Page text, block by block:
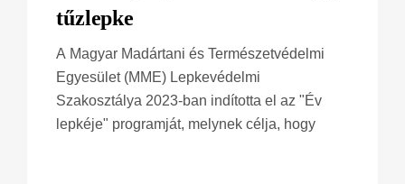
tűzlepke
A Magyar Madártani és Természetvédelmi
Egyesület (MME) Lepkevédelmi
Szakosztálya 2023-ban indította el az "Év
lepkéje" programját, melynek célja, hogy